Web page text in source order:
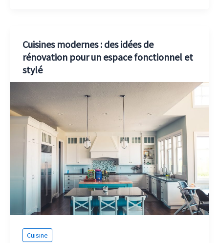
Cuisines modernes : des idées de
rénovation pour un espace fonctionnel et
stylé
Cuisine